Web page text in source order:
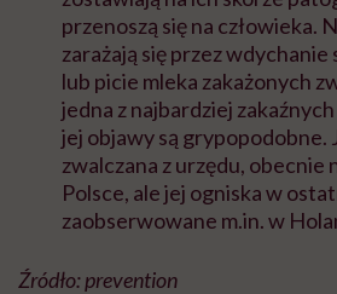
przenoszą się na człowieka.
zarażają się przez
lub picie mleka zakażonych
jedna z najbardziej
jej objawy są grypopodobne.
zwalczana z urzędu, obecnie
Polsce, ale jej ogniska w
zaobserwowane m.in. w
Źródło: prevention